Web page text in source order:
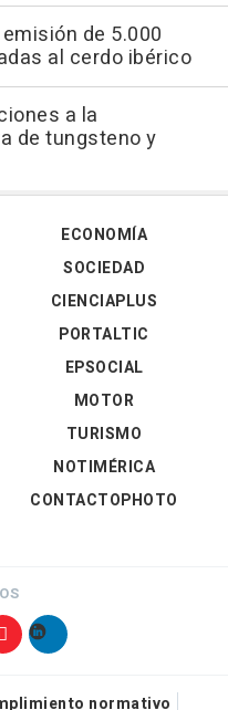
de 5.000
al cerdo ibérico
a la
de tungsteno y
ECONOMÍA
SOCIEDAD
CIENCIAPLUS
PORTALTIC
EPSOCIAL
MOTOR
TURISMO
NOTIMÉRICA
CONTACTOPHOTO
normativo